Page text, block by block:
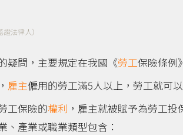
證法律人）
疑問，主要規定在我國《勞工保險條例
雇主僱用的勞工滿5人以上，勞工就可
工保險的權利 ，雇主就被賦予為勞工
、產業或職業類型包含：